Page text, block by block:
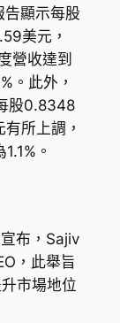
顯示每股
美元，
營收達到
。此外，
股0.8348
所上調，
。
布，Sajiv
，此舉旨
市場地位